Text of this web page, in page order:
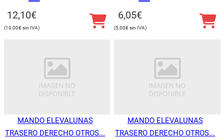
12,10€
10,00€
6,05€
5,00€
MANDO ELEVALUNAS
TRASERO DERECHO OTROS...
MANDO ELEVALUNAS
TRASERO DERECHO OTROS...